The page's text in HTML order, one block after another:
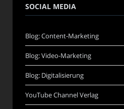
SOCIAL MEDIA
Blog: Content-Marketing
Blog: Video-Marketing
Blog: Digitalisierung
YouTube Channel Verlag